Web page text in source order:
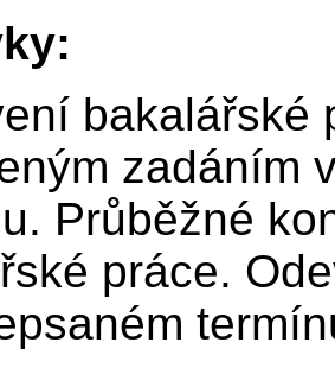
bakalářské
zadáním
Průběžné
práce.